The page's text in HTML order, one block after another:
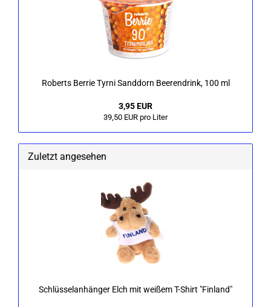
Ro­berts Ber­rie Tyrni Sand­dorn Bee­ren­drink, 100 ml
3,95 EUR
39,50 EUR pro Liter
Zuletzt angesehen
Schlüs­sel­an­hän­ger Elch mit wei­ßem T-​Shirt "Fin­land"